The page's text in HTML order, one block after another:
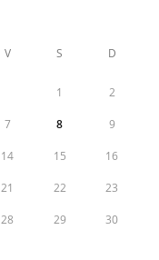
V S D
1 2
7 8 9
14 15 16
21 22 23
28 29 30